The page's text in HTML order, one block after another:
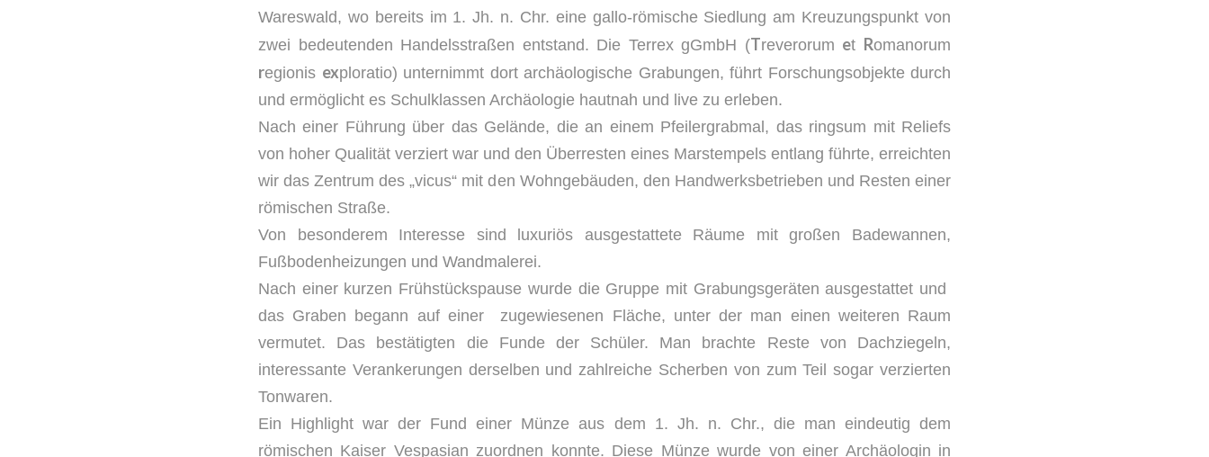
Wareswald, wo bereits im 1. Jh. n. Chr. eine gallo-römische Siedlung am Kreuzungspunkt von
zwei bedeutenden Handelsstraßen entstand. Die Terrex gGmbH (Treverorum et Romanorum
regionis exploratio) unternimmt dort archäologische Grabungen, führt Forschungsobjekte durch
und ermöglicht es Schulklassen Archäologie hautnah und live zu erleben.
Nach einer Führung über das Gelände, die an einem Pfeilergrabmal, das ringsum mit Reliefs
von hoher Qualität verziert war und den Überresten eines Marstempels entlang führte, erreichten
wir das Zentrum des „vicus“ mit den Wohngebäuden, den Handwerksbetrieben und Resten einer
römischen Straße.
Von besonderem Interesse sind luxuriös ausgestattete Räume mit großen Badewannen,
Fußbodenheizungen und Wandmalerei.
Nach einer kurzen Frühstückspause wurde die Gruppe mit Grabungsgeräten ausgestattet und
das Graben begann auf einer zugewiesenen Fläche, unter der man einen weiteren Raum
vermutet. Das bestätigten die Funde der Schüler. Man brachte Reste von Dachziegeln,
interessante Verankerungen derselben und zahlreiche Scherben von zum Teil sogar verzierten
Tonwaren.
Ein Highlight war der Fund einer Münze aus dem 1. Jh. n. Chr., die man eindeutig dem
römischen Kaiser Vespasian zuordnen konnte. Diese Münze wurde von einer Archäologin in